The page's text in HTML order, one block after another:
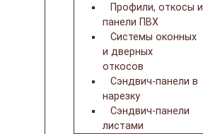
Профили, откосы и
панели ПВХ
Системы оконных
и дверных
откосов
Сэндвич-панели в
нарезку
Сэндвич-панели
листами